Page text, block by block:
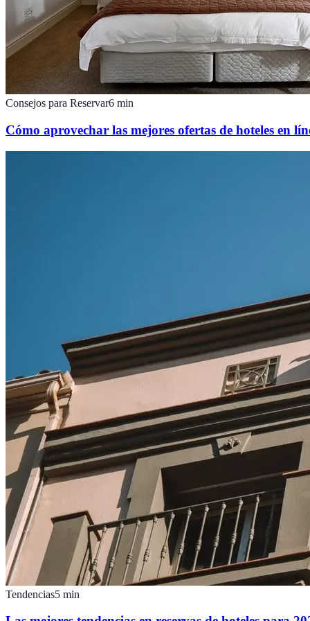
Consejos para Reservar6 min
Cómo aprovechar las mejores ofertas de hoteles en
Tendencias5 min